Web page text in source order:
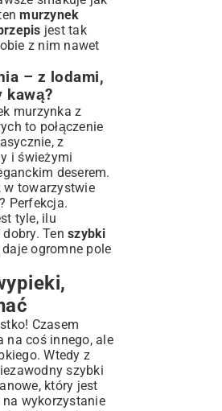
murzynek
jest tak
z nim nawet
– z lodami,
kawą?
murzynka z
to połączenie
z
i świeżymi
deserem.
w towarzystwie
Perfekcja.
tyle, ilu
Ten szybki
daje ogromne pole
Czasem
na coś innego, ale
Wtedy z
szybki
, który jest
wykorzystanie